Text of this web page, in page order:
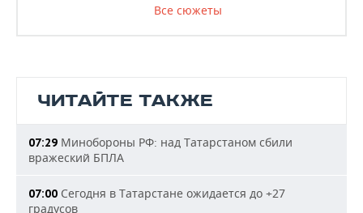
Все сюжеты
ЧИТАЙТЕ ТАКЖЕ
07:29 Минобороны РФ: над Татарстаном сбили
вражеский БПЛА
07:00 Сегодня в Татарстане ожидается до +27
градусов